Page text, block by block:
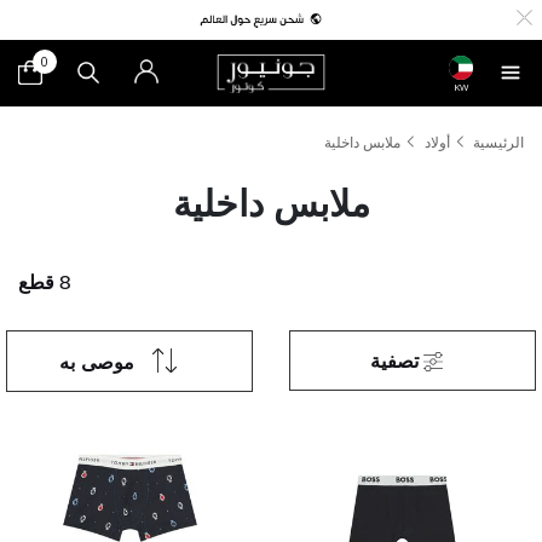
KW
0
الرئيسية أولاد ملابس داخلية
ملابس داخلية
8 قطع
موصى به تصفية